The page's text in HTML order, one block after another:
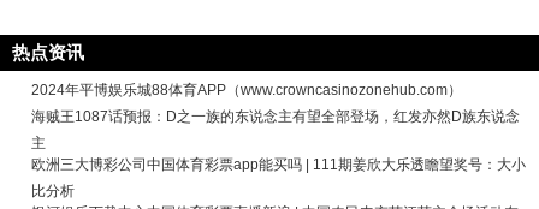
热点资讯
2024年平博娱乐城88体育APP（www.crowncasinozonehub.com）
海贼王1087话预报：D之一族的东说念主有望全部登场，红发亦然D族东说念
主
欧洲三大博彩公司中国体育彩票app能买吗 | 111期姜欣大乐透瞻望奖号：大小
比分析